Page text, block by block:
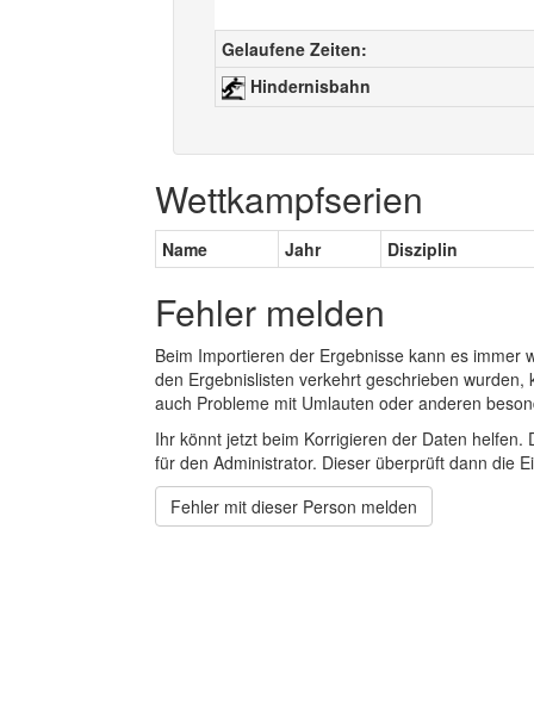
Gelaufene Zeiten:
Hindernisbahn
Wettkampfserien
Name Jahr Disziplin
Fehler melden
Beim Importieren der Ergebnisse kann es
den Ergebnislisten verkehrt geschrieben
auch Probleme mit Umlauten oder anderen
Ihr könnt jetzt beim Korrigieren der Daten
für den Administrator. Dieser überprüft dann die
Fehler mit dieser Person melden